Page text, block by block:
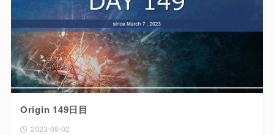
Origin 149日目
2023-08-02